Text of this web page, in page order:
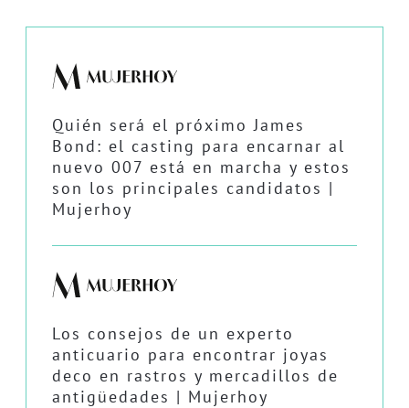
Quién será el próximo James
Bond: el casting para encarnar al
nuevo 007 está en marcha y estos
son los principales candidatos |
Mujerhoy
Los consejos de un experto
anticuario para encontrar joyas
deco en rastros y mercadillos de
antigüedades | Mujerhoy